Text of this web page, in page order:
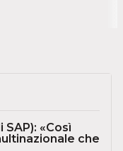
SAP): «Così
che